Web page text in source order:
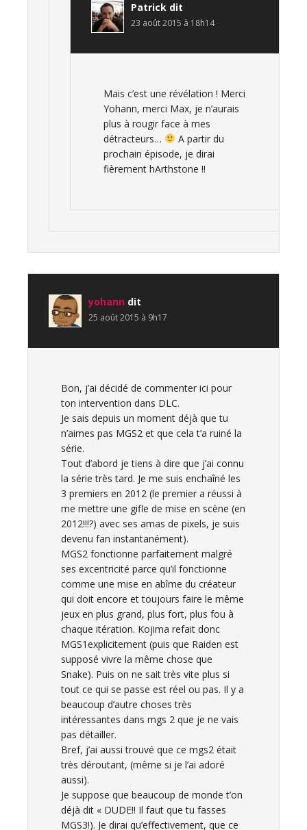
Patrick dit
23 août 2015 à 18h14
Mais c’est une révélation ! Merci
Yohann, merci Max, je n’aurais
plus à rougir face à mes
détracteurs…
A partir du
prochain épisode, je dirai
fièrement hArthstone !!
yohann dit
25 août 2015 à 9h17
Bon, j’ai décidé de commenter ici pour
ton intervention dans DLC.
Je sais depuis un moment déjà que tu
n’aimes pas MGS2 et que cela t’a ruiné la
série.
Tout d’abord je tiens à dire que j’ai connu
la série très tard. Je me suis enchaîné les
3 premiers en 2012 (le premier a réussi à
me mettre une gifle de mise en scène (en
2012!!!?) avec ses amas de pixels, je suis
devenu fan instantanément).
MGS2 fonctionne parfaitement malgré
ses excentricité parce qu’il fonctionne
comme une mise en abîme du créateur
qui doit encore et toujours faire le même
jeux en plus grand, plus fort, plus fou à
chaque itération. Kojima refait donc
MGS1explicitement (puis que Raiden est
supposé vivre la même chose que
Snake). Puis on ne sait très vite plus si
tout ce qui se passe est réel ou pas. Il y a
beaucoup d’autre choses très
intéressantes dans mgs 2 que je ne vais
pas détailler.
Bref, j’ai aussi trouvé que ce mgs2 était
très déroutant, (même si je l’ai adoré
aussi).
Je suppose que beaucoup de monde t’on
déjà dit « DUDE!! Il faut que tu fasses
MGS3!). Je dirai qu’effectivement, que ce